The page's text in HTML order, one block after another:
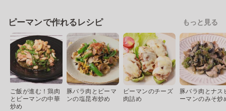
ピーマンで作れるレシピ もっと見る
ご飯が進む！鶏肉
とピーマンの中華
炒め
豚バラ肉とピーマ
ンの塩昆布炒め
ピーマンのチーズ
肉詰め
豚バラ肉とナス
ーマンのみそ炒